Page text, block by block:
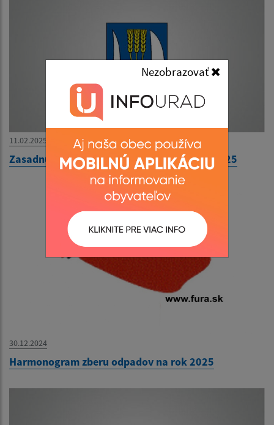
Nezobrazovať
11.02.2025
Zasadnutie Obecného zastupiteľstva 13.2.2025
30.12.2024
Harmonogram zberu odpadov na rok 2025